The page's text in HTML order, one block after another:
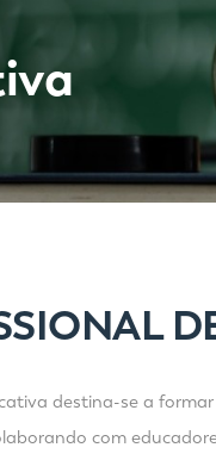
destina-se a
com